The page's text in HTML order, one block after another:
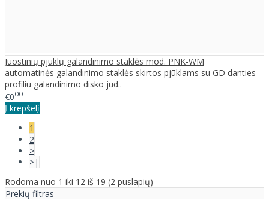
Juostinių pjūklų galandinimo staklės mod. PNK-WM
automatinės galandinimo staklės skirtos pjūklams su GD danties
profiliu galandinimo disko jud..
€000
Į krepšelį
1
2
>
>|
Rodoma nuo 1 iki 12 iš 19 (2 puslapių)
Prekių filtras